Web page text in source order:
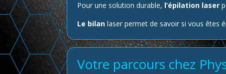
Pour une solution durable, l’épilation laser
Le bilan laser permet de savoir si vous êtes
Votre parcours chez